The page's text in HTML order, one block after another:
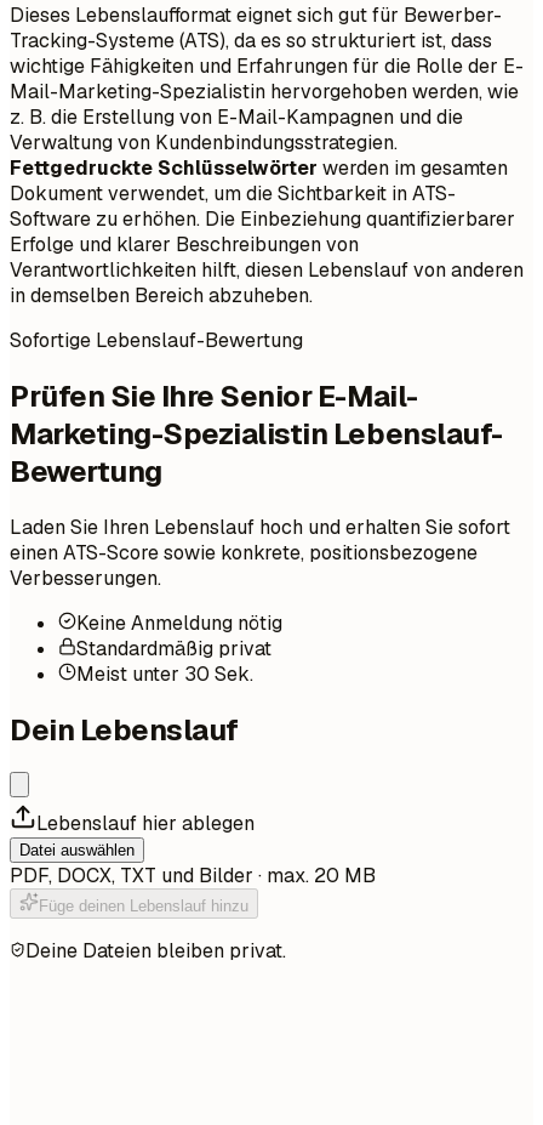
Dieses Lebenslaufformat eignet sich gut für Bewerber-
Tracking-Systeme (ATS), da es so strukturiert ist, dass
wichtige Fähigkeiten und Erfahrungen für die Rolle der E-
Mail-Marketing-Spezialistin hervorgehoben werden, wie
z. B. die Erstellung von E-Mail-Kampagnen und die
Verwaltung von Kundenbindungsstrategien.
Fettgedruckte Schlüsselwörter werden im gesamten
Dokument verwendet, um die Sichtbarkeit in ATS-
Software zu erhöhen. Die Einbeziehung quantifizierbarer
Erfolge und klarer Beschreibungen von
Verantwortlichkeiten hilft, diesen Lebenslauf von anderen
in demselben Bereich abzuheben.
Sofortige Lebenslauf-Bewertung
Prüfen Sie Ihre Senior E-Mail-
Marketing-Spezialistin Lebenslauf-
Bewertung
Laden Sie Ihren Lebenslauf hoch und erhalten Sie sofort
einen ATS-Score sowie konkrete, positionsbezogene
Verbesserungen.
Keine Anmeldung nötig
Standardmäßig privat
Meist unter 30 Sek.
Dein Lebenslauf
Lebenslauf hier ablegen
Datei auswählen
PDF, DOCX, TXT und Bilder · max. 20 MB
Füge deinen Lebenslauf hinzu
Deine Dateien bleiben privat.